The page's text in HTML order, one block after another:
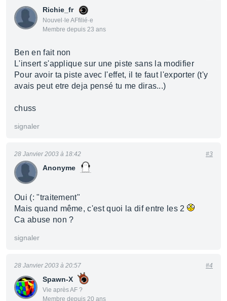
Richie_fr
Nouvel·le AFfilié·e
Membre depuis 23 ans
Ben en fait non
L'insert s'applique sur une piste sans la modifier
Pour avoir ta piste avec l'effet, il te faut l'exporter (t'y
avais peut etre deja pensé tu me diras...)
chuss
signaler
Anonyme
28 Janvier 2003 à 18:42 #3
Oui (: "traitement"
Mais quand même, c'est quoi la dif entre les 2
Ca abuse non ?
signaler
Spawn-X
Vie après AF ?
Membre depuis 20 ans
28 Janvier 2003 à 20:57 #4